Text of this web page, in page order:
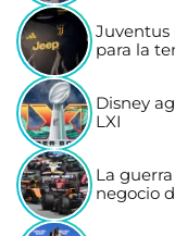
Juventus
para la
Disney
LXI
La
negocio